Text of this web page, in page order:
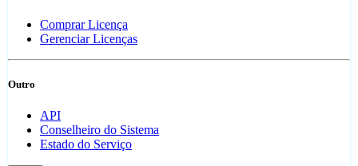
Comprar Licença
Gerenciar Licenças
Outro
API
Conselheiro do Sistema
Estado do Serviço